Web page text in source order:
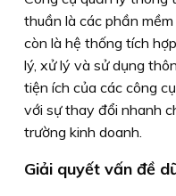
thuần là các phần
còn là hệ thống tích
lý, xử lý và sử dụng
tiện ích của các công
với sự thay đổi nhanh
trường kinh doanh.
Giải quyết vấn đề